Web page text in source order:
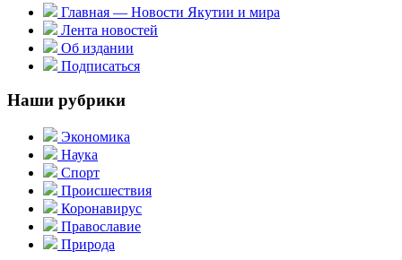
Главная — Новости Якутии и мира
Лента новостей
Об издании
Подписаться
Наши рубрики
Экономика
Наука
Спорт
Происшествия
Коронавирус
Православие
Природа